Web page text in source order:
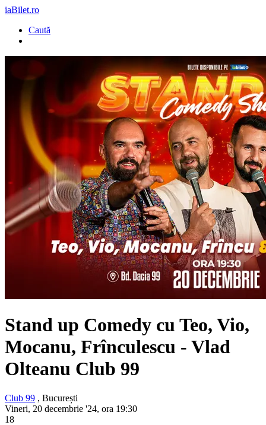
iaBilet.ro
Caută
Stand up Comedy cu Teo, Vio,
Mocanu, Frînculescu - Vlad
Olteanu Club 99
Club 99 , București
Vineri, 20 decembrie '24, ora 19:30
18